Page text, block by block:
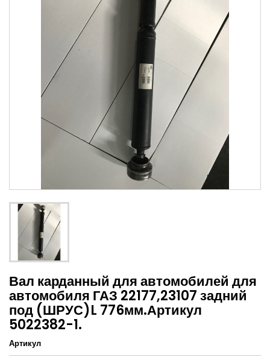
Вал карданный для автомобилей для
автомобиля ГАЗ 22177,23107 задний
под (ШРУС)L 776мм.Артикул
5022382-1.
Артикул